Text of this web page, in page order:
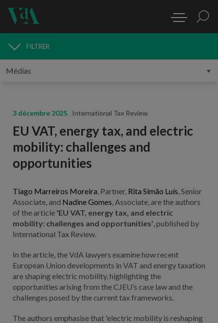
MÉDIAS
FILTRER
3 décembre 2025 International Tax Review
EU VAT, energy tax, and electric
mobility: challenges and
opportunities
Tiago Marreiros Moreira , Partner, Rita Simão Luís , Senior
Associate, and Nadine Gomes , Associate, are the authors
of the article 'EU VAT, energy tax, and electric
mobility: challenges and opportunities' , published by
International Tax Review.
In the article, the VdA lawyers examine how recent
European Union developments in VAT and energy taxation
are shaping electric mobility, highlighting the
opportunities arising from the CJEU’s case law and the
challenges posed by the current tax frameworks.
The authors emphasise that 'electric mobility is reshaping